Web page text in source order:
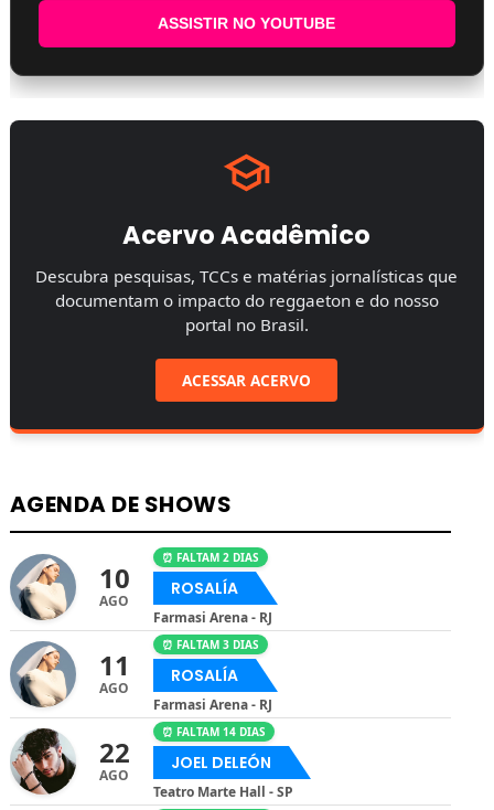
ASSISTIR NO YOUTUBE
Acervo Acadêmico
Descubra pesquisas, TCCs e matérias jornalísticas que
documentam o impacto do reggaeton e do nosso
portal no Brasil.
ACESSAR ACERVO
AGENDA DE SHOWS
10
AGO
⏰ FALTAM 2 DIAS
ROSALÍA
Farmasi Arena - RJ
11
AGO
⏰ FALTAM 3 DIAS
ROSALÍA
Farmasi Arena - RJ
22
AGO
⏰ FALTAM 14 DIAS
JOEL DELEÓN
Teatro Marte Hall - SP